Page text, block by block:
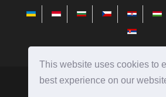
This website uses cookies to
best experience on our